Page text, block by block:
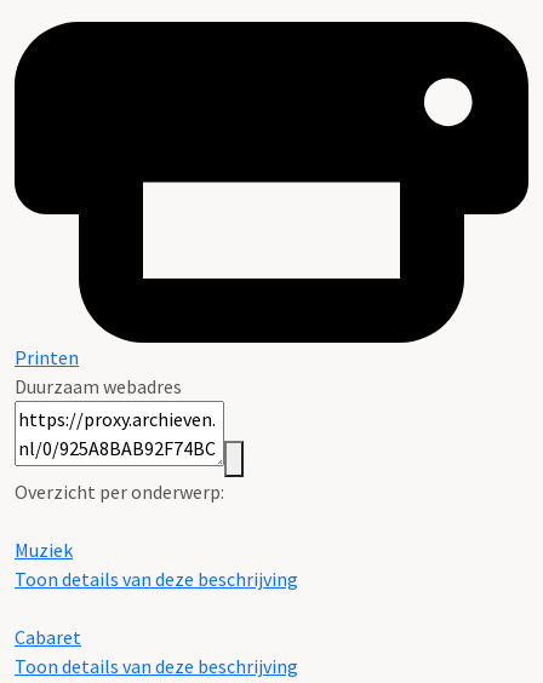
Printen
Duurzaam webadres
Overzicht per onderwerp:
Muziek
Toon details van deze beschrijving
Cabaret
Toon details van deze beschrijving